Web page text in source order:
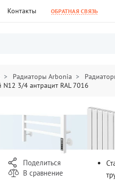
Контакты ОБРАТНАЯ СВЯЗЬ
Радиаторы Arbonia
3/4 антрацит RAL 7016
Поделиться
В сравнение